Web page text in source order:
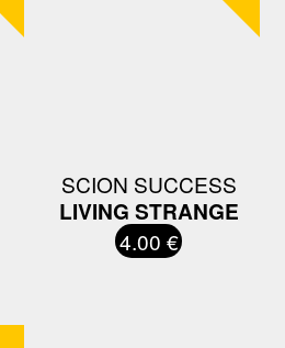
SCION SUCCESS
LIVING STRANGE
4.00 €